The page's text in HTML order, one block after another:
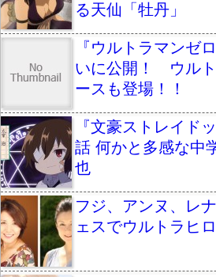
る天仙「牡丹」
『ウルトラマンゼ
いに公開！ ウル
ースも登場！！
『文豪ストレイド
話 何かと多感な中
也
フジ、アンヌ、レ
ェスでウルトラヒ